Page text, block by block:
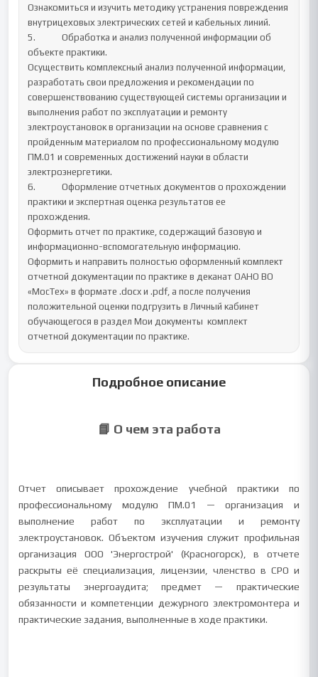
Ознакомиться и изучить методику устранения повреждения
внутрицеховых электрических сетей и кабельных линий.
5.		Обработка и анализ полученной информации об
объекте практики.
Осуществить комплексный анализ полученной информации,
разработать свои предложения и рекомендации по
совершенствованию существующей системы организации и
выполнения работ по эксплуатации и ремонту
электроустановок в организации на основе сравнения с
пройденным материалом по профессиональному модулю
ПМ.01 и современных достижений науки в области
электроэнергетики.
6.		Оформление отчетных документов о прохождении
практики и экспертная оценка результатов ее
прохождения.
Оформить отчет по практике, содержащий базовую и
информационно-вспомогательную информацию.
Оформить и направить полностью оформленный комплект
отчетной документации по практике в деканат ОАНО ВО
«МосТех» в формате .docx и .pdf, а после получения
положительной оценки подгрузить в Личный кабинет
обучающегося в раздел Мои документы  комплект
отчетной документации по практике.
Подробное описание
📘 О чем эта работа
Отчет описывает прохождение учебной практики по
профессиональному модулю ПМ.01 — организация и
выполнение работ по эксплуатации и ремонту
электроустановок. Объектом изучения служит профильная
организация ООО 'Энергострой' (Красногорск), в отчете
раскрыты её специализация, лицензии, членство в СРО и
результаты энергоаудита; предмет — практические
обязанности и компетенции дежурного электромонтера и
практические задания, выполненные в ходе практики.